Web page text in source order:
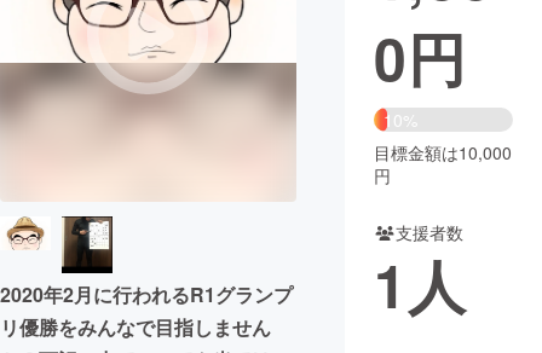
映像・映画 書籍・雑誌
ビジネス・起業 チャレンジ
CAMPFIRE for Social Good
CAMPFIRE Creation
CAMPFIREふるさと納税
コミュニティ
2020年2月に行われるR1グランプ
リ優勝をみんなで目指しません
0円
10%
目標金額は10,000
円
支援者数
1人